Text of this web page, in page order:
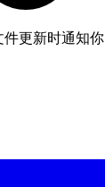
更新时通知你